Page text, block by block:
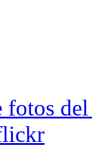
fotos